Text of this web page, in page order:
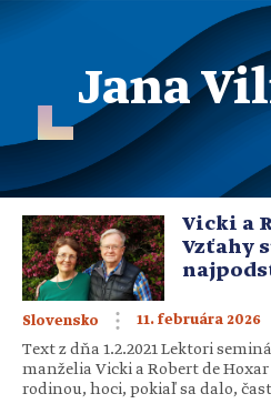
Jana
Vicki a
Vzťahy
Slovensko 11. februára 2026
Text z dňa 1.2.2021 Lektori
manželia Vicki a Robert de
rodinou, hoci, pokiaľ sa dalo,